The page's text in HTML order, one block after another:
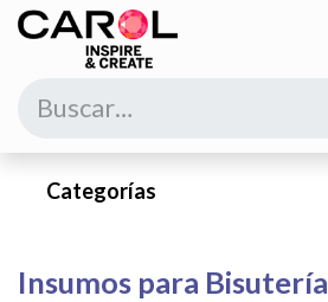
Ir al contenido
Categorías
Insumos para Bisutería